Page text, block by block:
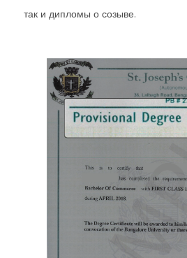
так и дипломы о созыве.